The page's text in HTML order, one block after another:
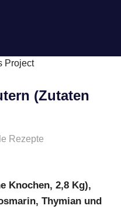
(Zutaten
Rezepte
Knochen, 2,8 Kg),
Thymian und